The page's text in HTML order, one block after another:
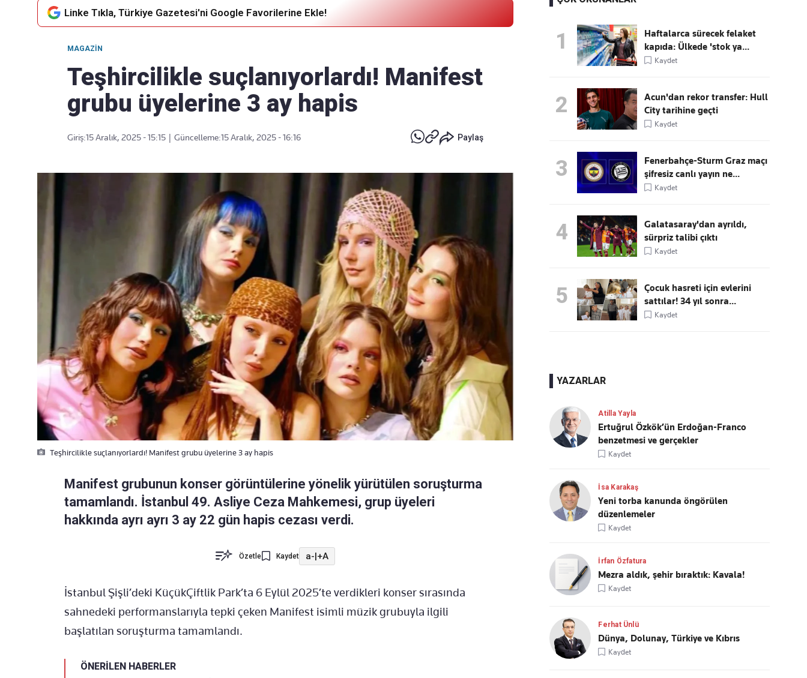
akışımıza ulaşın
göndermek için tıklayın
Kaçırmayın
Ücretsiz üye olun, gündemi
Linke Tıkla, Türkiye Gazetesi'ni Google Favorilerine Ekle!
MAGAZIN
Teşhircilikle suçlanıyorlardı! Manifest
grubu üyelerine 3 ay hapis
Giriş:15 Aralık, 2025 - 15:15 Güncelleme:15 Aralık, 2025 - 16:16 Paylaş
Teşhircilikle suçlanıyorlardı! Manifest grubu üyelerine 3 ay hapis
Manifest grubunun konser görüntülerine yönelik yürütülen soruşturma
tamamlandı. İstanbul 49. Asliye Ceza Mahkemesi, grup üyeleri
hakkında ayrı ayrı 3 ay 22 gün hapis cezası verdi.
Özetle Kaydet a-|+A
İstanbul Şişli’deki KüçükÇiftlik Park’ta 6 Eylül 2025’te verdikleri konser sırasında
sahnedeki performanslarıyla tepki çeken Manifest isimli müzik grubuyla ilgili
başlatılan soruşturma tamamlandı.
ÖNERİLEN HABERLER
1
Haftalarca sürecek felaket
kapıda: Ülkede 'stok ya...
Kaydet
2
Acun'dan rekor transfer: Hull
City tarihine geçti
Kaydet
3
Fenerbahçe-Sturm Graz maçı
şifresiz canlı yayın ne...
Kaydet
4
Galatasaray'dan ayrıldı,
sürpriz talibi çıktı
Kaydet
5
Çocuk hasreti için evlerini
sattılar! 34 yıl sonra...
Kaydet
YAZARLAR
Atilla Yayla
Ertuğrul Özkök’ün Erdoğan-Franco
benzetmesi ve gerçekler
Kaydet
İsa Karakaş
Yeni torba kanunda öngörülen
düzenlemeler
Kaydet
İrfan Özfatura
Mezra aldık, şehir bıraktık: Kavala!
Kaydet
Ferhat Ünlü
Dünya, Dolunay, Türkiye ve Kıbrıs
Kaydet